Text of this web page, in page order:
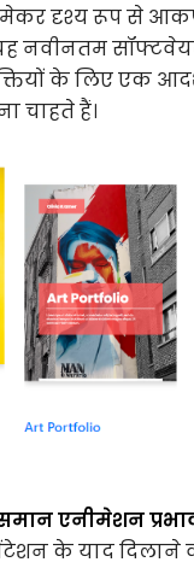
मेकर दृश्य रूप से
नवीनतम
के लिए एक
चाहते हैं।
एनीमेशन
के याद